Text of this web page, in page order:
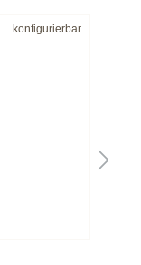
konfigurierbar